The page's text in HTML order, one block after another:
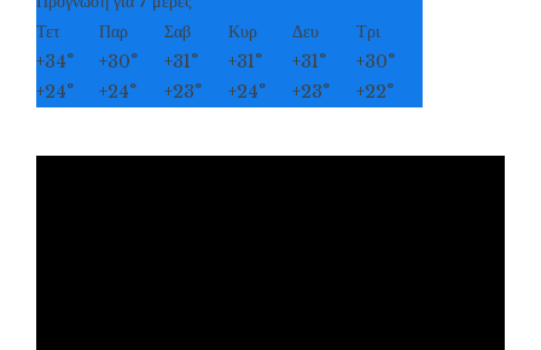
Τετ
Παρ Σαβ Κυρ Δευ
Τρι
+34° +30° +31° +31° +31° +30°
+24° +24° +23° +24° +23° +22°